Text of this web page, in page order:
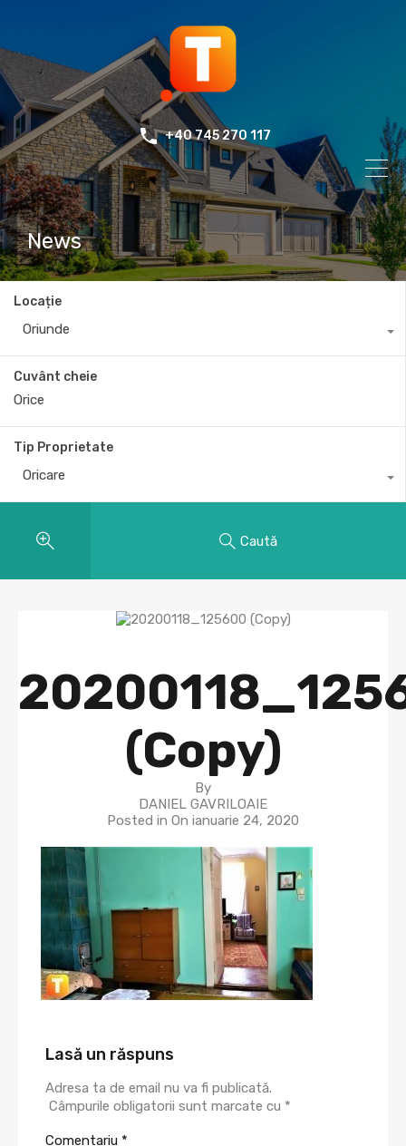
+40 745 270 117
News
Locație
Oriunde
Cuvânt cheie
Tip Proprietate
Oricare
Caută
(Copy)
By
DANIEL GAVRILOAIE
Posted in On ianuarie 24, 2020
Lasă un răspuns
Adresa ta de email nu va fi publicată.
Câmpurile obligatorii sunt marcate cu *
Comentariu *